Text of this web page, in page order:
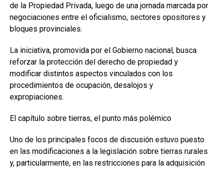
de la Propiedad Privada, luego de una jornada marcada por
negociaciones entre el oficialismo, sectores opositores y
bloques provinciales.
La iniciativa, promovida por el Gobierno nacional, busca
reforzar la protección del derecho de propiedad y
modificar distintos aspectos vinculados con los
procedimientos de ocupación, desalojos y
expropiaciones.
El capítulo sobre tierras, el punto más polémico
Uno de los principales focos de discusión estuvo puesto
en las modificaciones a la legislación sobre tierras rurales
y, particularmente, en las restricciones para la adquisición